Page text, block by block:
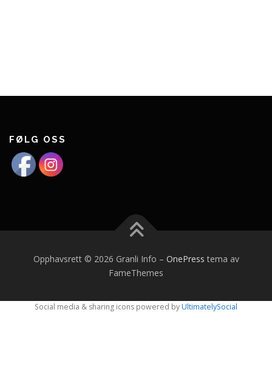
FØLG OSS
Opphavsrett © 2026 Granli Info – OnePress tema av
FameThemes
Social media & sharing icons powered byUltimatelySocial